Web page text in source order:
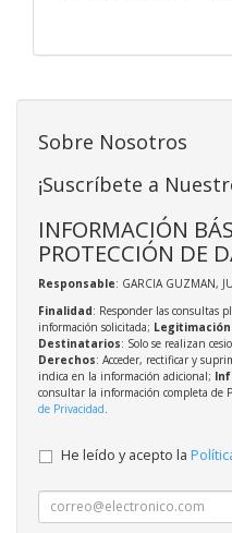
Sobre Nosotros
¡Suscríbete a
INFORMACIÓN
PROTECCIÓN DE
Responsable: GARCIA GUZMAN,
Finalidad: Responder las consultas
información solicitada; Legitimación
Destinatarios: Solo se realizan
Derechos: Acceder, rectificar y
indica en la información adicional;
consultar la información completa de
de Privacidad
He leído y acepto la